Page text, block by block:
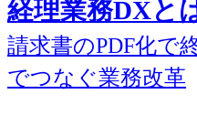
経理業務DXと
請求書のPDF化で
でつなぐ業務改革